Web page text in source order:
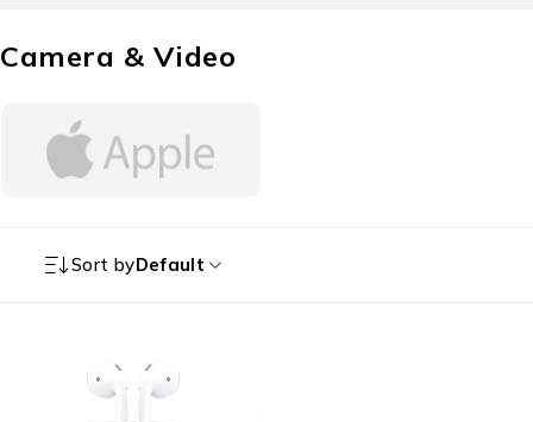
Camera & Video
Sort byDefault